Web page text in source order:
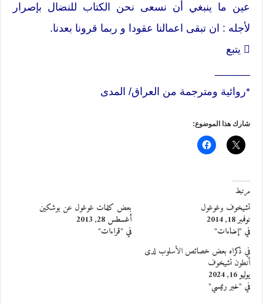
عين ما ينبغي أن نسعى نحن الكتاب للنضال بإصرار
لأجله : ان تبقى اعمالنا عقودا و ربما قرونا بعدنا.
 يتبع
*روائية ومترجمة من العراق/ المدى
شارك هذا الموضوع:
مرتبط
تشيخوف وغوغول
نوفمبر 18, 2014
في "إضاءات"
بعض كلمات غوغول عن بوشكين
أغسطس 28, 2013
في "قراءات"
في ذكراه بعض خصائص الأسلوب لدى
أنطون تشيخوف
يوليو 16, 2024
في "خبر رئيسي"